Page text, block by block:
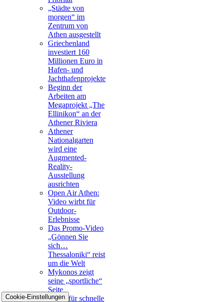
„Städte von
morgen“ im
Zentrum von
Athen ausgestellt
Griechenland
investiert 160
Millionen Euro in
Hafen- und
Jachthafenprojekte
Beginn der
Arbeiten am
Megaprojekt „The
Ellinikon“ an der
Athener Riviera
Athener
Nationalgarten
wird eine
Augmented-
Reality-
Ausstellung
ausrichten
Open Air Athen:
Video wirbt für
Outdoor-
Erlebnisse
Das Promo-Video
„Gönnen Sie
sich…
Thessaloniki“ reist
um die Welt
Mykonos zeigt
seine „sportliche“
Seite
Metro für schnelle
Cookie-Einstellungen